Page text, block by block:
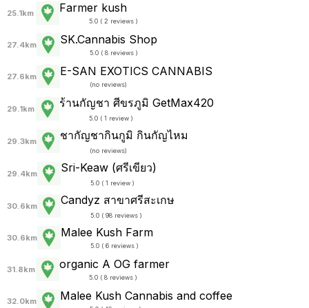
25.1km Farmer kush
5.0 ( 2 reviews )
27.4km SK.Cannabis Shop
5.0 ( 8 reviews )
27.6km E-SAN EXOTICS CANNABIS
(no reviews)
29.1km ร้านกัญชา ศีขรภูมิ GetMax420
5.0 ( 1 review )
29.3km ชากัญชากินกูมิ กินกัญไหม
(no reviews)
29.4km Sri-Keaw (ศรีเขียว)
5.0 ( 1 review )
30.6km Candyz สาขาศรีสะเกษ
5.0 ( 98 reviews )
30.6km Malee Kush Farm
5.0 ( 6 reviews )
31.8km organic A OG farmer
5.0 ( 8 reviews )
32.0km Malee Kush Cannabis and coffee